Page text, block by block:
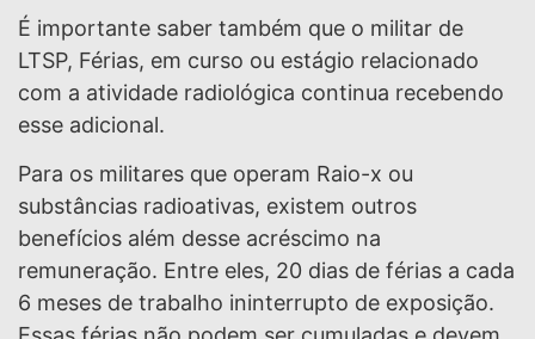
É importante saber também que o militar de
LTSP, Férias, em curso ou estágio relacionado
com a atividade radiológica continua recebendo
esse adicional.
Para os militares que operam Raio-x ou
substâncias radioativas, existem outros
benefícios além desse acréscimo na
remuneração. Entre eles, 20 dias de férias a cada
6 meses de trabalho ininterrupto de exposição.